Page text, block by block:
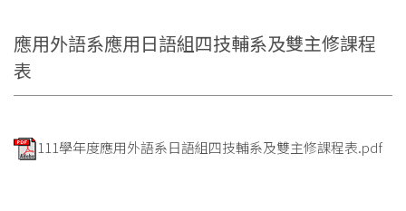
應用外語系應用日語組四技輔系及雙主修課程
表
111學年度應用外語系日語組四技輔系及雙主修課程表.pdf